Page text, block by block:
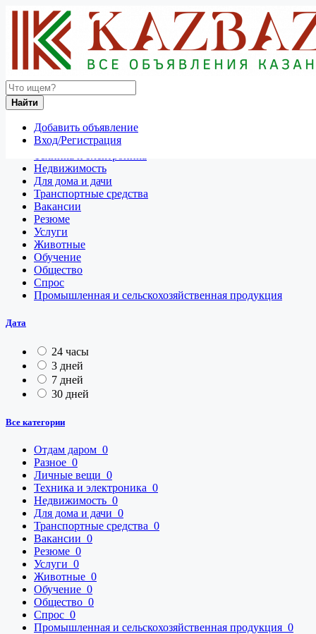
Найти
Добавить объявление
Вход/Регистрация
Россия
Разное
Личные вещи
Недвижимость
Для дома и дачи
Транспортные средства
Вакансии
Резюме
Услуги
Животные
Обучение
Общество
Спрос
Промышленная и сельскохозяйственная продукция
Дата
24 часы
3 дней
7 дней
30 дней
Все категории
Отдам даром 0
Разное 0
Личные вещи 0
Техника и электроника 0
Недвижимость 0
Для дома и дачи 0
Транспортные средства 0
Вакансии 0
Резюме 0
Услуги 0
Животные 0
Обучение 0
Общество 0
Спрос 0
Промышленная и сельскохозяйственная продукция 0